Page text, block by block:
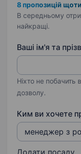
8 пропозицій
В середньому
найкращі.
Ваші ім'я та
Ніхто не побачить
дозволу.
Ким ви хочете
Додати посаду